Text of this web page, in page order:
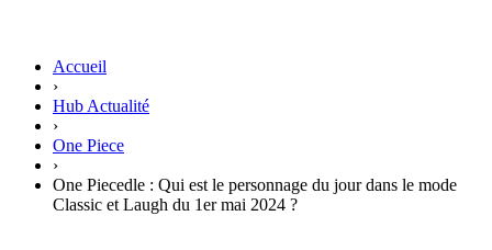
Accueil
›
Hub Actualité
›
One Piece
›
One Piecedle : Qui est le personnage du jour dans le mode
Classic et Laugh du 1er mai 2024 ?